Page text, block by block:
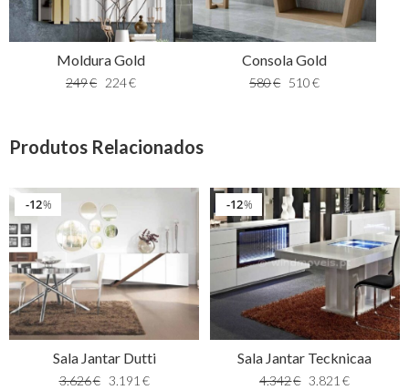
Moldura Gold
249€ 224€
Consola Gold
580€ 510€
Produtos Relacionados
%
12
Sala Jantar Dutti
3.626€ 3.191 €
%
12
Sala Jantar Tecknicaa
4.342€ 3.821 €